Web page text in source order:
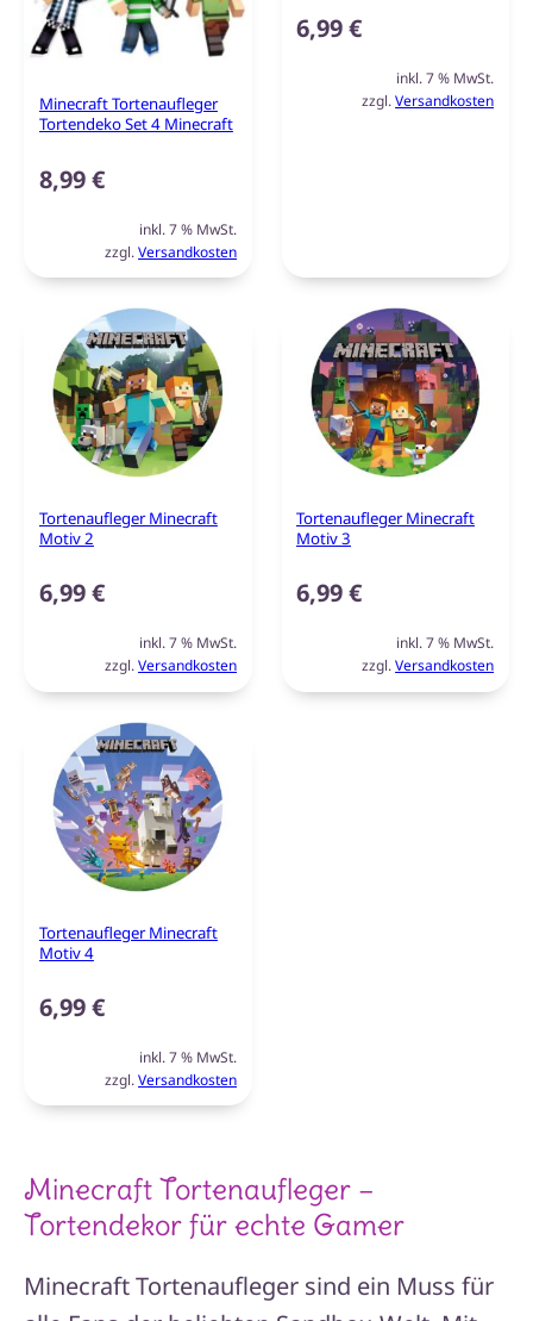
Minecraft Tortenaufleger
Tortendeko Set 4 Minecraft
8,99€
inkl. 7 % MwSt.
zzgl.Versandkosten
6,99€
inkl. 7 % MwSt.
zzgl.Versandkosten
Tortenaufleger Minecraft
Motiv 2
6,99€
inkl. 7 % MwSt.
zzgl.Versandkosten
Tortenaufleger Minecraft
Motiv 3
6,99€
inkl. 7 % MwSt.
zzgl.Versandkosten
Tortenaufleger Minecraft
Motiv 4
6,99€
inkl. 7 % MwSt.
zzgl.Versandkosten
Minecraft Tortenaufleger –
Tortendekor für echte Gamer
Minecraft Tortenaufleger sind ein Muss für